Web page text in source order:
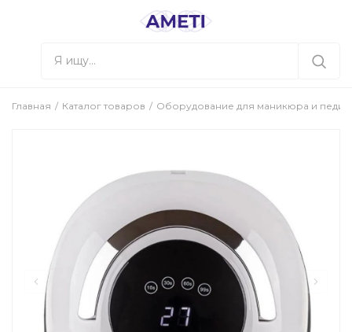
Главная Каталог товаров Оборудование для маникюра и